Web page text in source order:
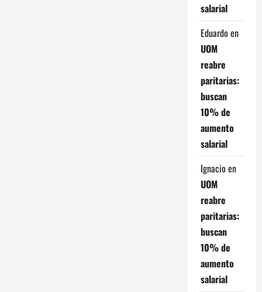
salarial
Eduardo en
UOM
reabre
paritarias:
buscan
10% de
aumento
salarial
Ignacio en
UOM
reabre
paritarias:
buscan
10% de
aumento
salarial